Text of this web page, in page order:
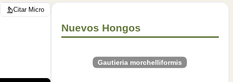
Citar Micro
Nuevos Hongos
Gautieria morchelliformis